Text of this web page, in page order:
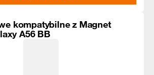
kompatybilne z Magnet
A56 BB